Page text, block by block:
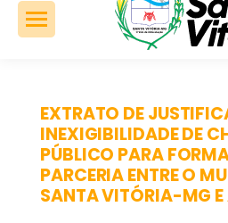
EXTRATO DE
INEXIGIBILIDADE DE
PÚBLICO PARA
PARCERIA ENTRE O
SANTA VITÓRIA-MG